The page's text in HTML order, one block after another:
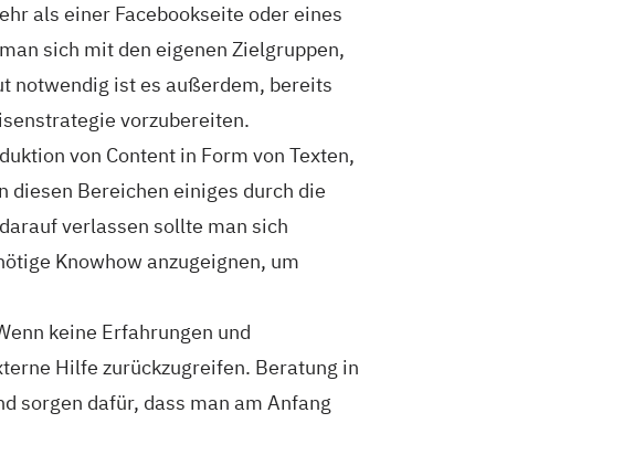
als einer Facebookseite oder eines
sich mit den eigenen Zielgruppen,
notwendig ist es außerdem, bereits
vorzubereiten.
von Content in Form von Texten,
diesen Bereichen einiges durch die
verlassen sollte man sich
Knowhow anzugeignen, um
keine Erfahrungen und
Hilfe zurückzugreifen. Beratung in
sorgen dafür, dass man am Anfang